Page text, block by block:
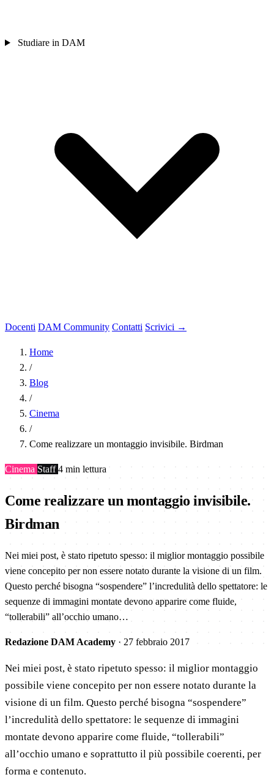
Studiare in DAM
Docenti DAM Community Contatti Scrivici →
Home
/
Blog
/
Cinema
/
Come realizzare un montaggio invisibile. Birdman
Cinema Staff4 min lettura
Come realizzare un montaggio invisibile.
Birdman
Nei miei post, è stato ripetuto spesso: il miglior montaggio possibile
viene concepito per non essere notato durante la visione di un film.
Questo perché bisogna “sospendere” l’incredulità dello spettatore: le
sequenze di immagini montate devono apparire come fluide,
“tollerabili” all’occhio umano…
Redazione DAM Academy · 27 febbraio 2017
Nei miei post, è stato ripetuto spesso: il miglior montaggio
possibile viene concepito per non essere notato durante la
visione di un film. Questo perché bisogna “sospendere”
l’incredulità dello spettatore: le sequenze di immagini
montate devono apparire come fluide, “tollerabili”
all’occhio umano e soprattutto il più possibile coerenti, per
forma e contenuto.